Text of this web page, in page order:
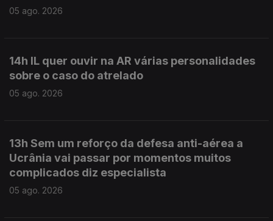
05 ago. 2026
14h IL quer ouvir na AR várias personalidades
sobre o caso do atrelado
05 ago. 2026
13h Sem um reforço da defesa anti-aérea a
Ucrânia vai passar por momentos muitos
complicados diz especialista
05 ago. 2026